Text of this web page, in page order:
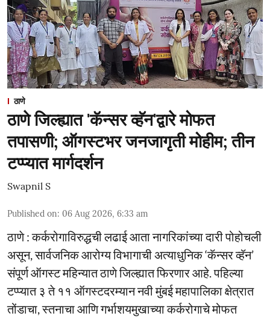
ठाणे
ठाणे जिल्ह्यात 'कॅन्सर व्हॅन'द्वारे मोफत
तपासणी; ऑगस्टभर जनजागृती मोहीम; तीन
टप्प्यात मार्गदर्शन
Swapnil S
Published on: 06 Aug 2026, 6:33 am
ठाणे : कर्करोगाविरुद्धची लढाई आता नागरिकांच्या दारी पोहोचली
असून, सार्वजनिक आरोग्य विभागाची अत्याधुनिक ‘कॅन्सर व्हॅन’
संपूर्ण ऑगस्ट महिन्यात ठाणे जिल्ह्यात फिरणार आहे. पहिल्या
टप्प्यात ३ ते ११ ऑगस्टदरम्यान नवी मुंबई महापालिका क्षेत्रात
तोंडाचा, स्तनाचा आणि गर्भाशयमुखाच्या कर्करोगाचे मोफत